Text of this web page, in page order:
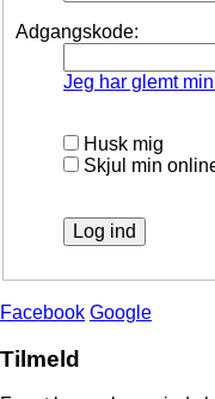
Adgangskode:
Jeg har glemt
Husk mig
Skjul min
Facebook Google
Tilmeld